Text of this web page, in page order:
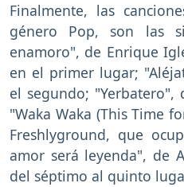
Finalmente, las
género Pop, son las
enamoro", de Enrique
en el primer lugar;
el segundo; "Yerbatero",
"Waka Waka (This Time
Freshlyground, que
amor será leyenda", de
del séptimo al quinto